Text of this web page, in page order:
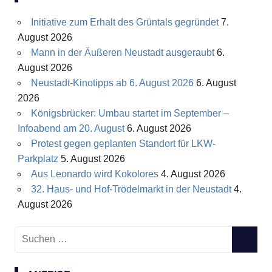
Initiative zum Erhalt des Grüntals gegründet 7.
August 2026
Mann in der Äußeren Neustadt ausgeraubt 6.
August 2026
Neustadt-Kinotipps ab 6. August 2026 6. August
2026
Königsbrücker: Umbau startet im September –
Infoabend am 20. August 6. August 2026
Protest gegen geplanten Standort für LKW-
Parkplatz 5. August 2026
Aus Leonardo wird Kokolores 4. August 2026
32. Haus- und Hof-Trödelmarkt in der Neustadt 4.
August 2026